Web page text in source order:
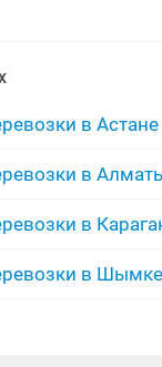
водители
любая работа
транспортные
минивэна
в Астане
в
в
в
в Усть-